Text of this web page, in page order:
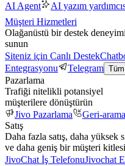
AI Agent
AI yazım
Müşteri Hizmetleri
Olağanüstü bir destek deneyimi
sunun
Siteniz için Canlı Destek
Entegrasyonu
Telegram
Pazarlama
Trafiği nitelikli potansiyel
müşterilere dönüştürün
Jivo Pazarlama
Geri-arama
Satış
Daha fazla satış, daha yüksek
ve daha geniş bir müşteri
JivoChat İş TelefonuJivochat